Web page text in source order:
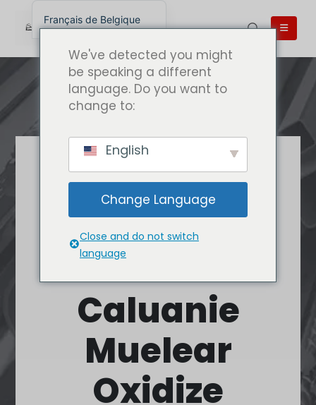
La meilleure
qualité de
Caluanie
Acheter
Caluanie
Muelear
Oxidize
We've detected you might
be speaking a different
language. Do you want to
change to:
English
Change Language
Close and do not switch
language
Français de Belgique
English (UK)
English (Australia)
English (Canada)
English (New Zealand)
Беларуская мова
Deutsch
Français du Canada